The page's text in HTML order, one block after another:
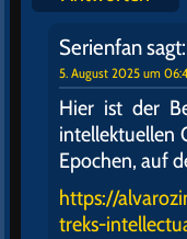
Serienfansagt:
5. August 2025 um
Hier ist der
intellektuellen
Epochen, auf
https://
treks-